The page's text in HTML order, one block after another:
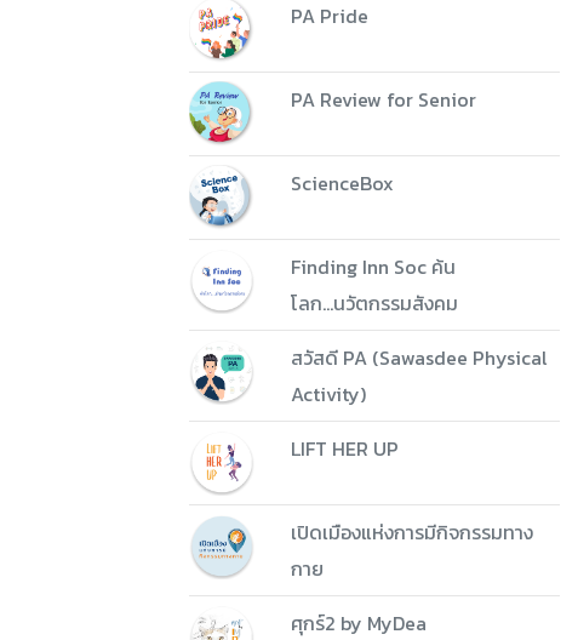
PA Pride
PA Review for Senior
ScienceBox
Finding Inn Soc ค้น
โลก...นวัตกรรมสังคม
สวัสดี PA (Sawasdee Physical
Activity)
LIFT HER UP
เปิดเมืองแห่งการมีกิจกรรมทาง
กาย
ศุกร์2 by MyDea